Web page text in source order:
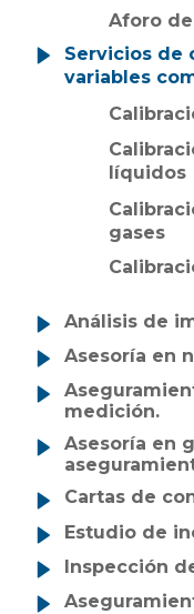
Aforo
Servicios de
variables
líquidos
gases
Análisis de
Asesoría en
medición.
Asesoría en
Cartas de
Estudio de
Inspección